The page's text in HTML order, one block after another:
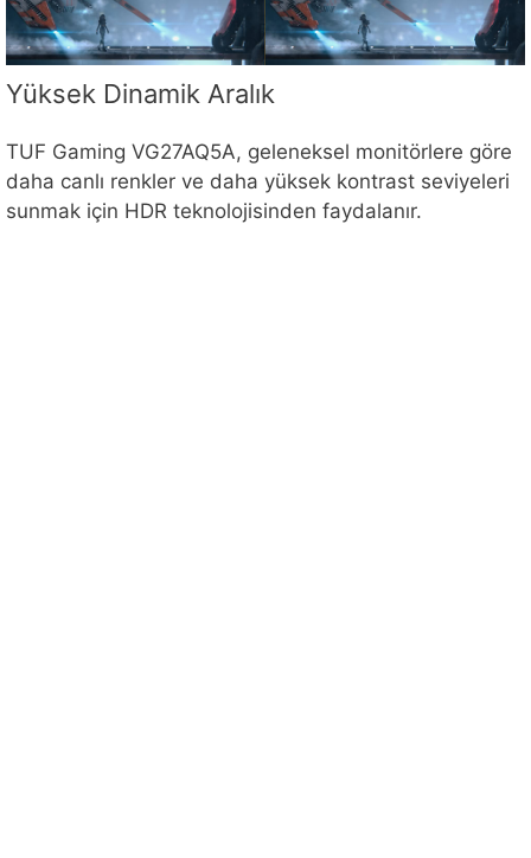
Yüksek Dinamik Aralık
TUF Gaming VG27AQ5A, geleneksel monitörlere göre
daha canlı renkler ve daha yüksek kontrast seviyeleri
sunmak için HDR teknolojisinden faydalanır.